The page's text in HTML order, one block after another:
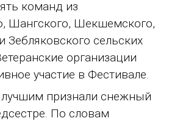
команд из
Шангского, Шекшемского,
Зебляковского сельских
организации
участие в Фестивале.
признали снежный
По словам